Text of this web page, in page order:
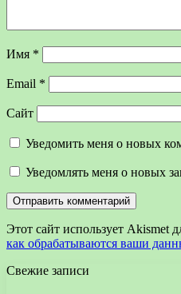
Имя *
Email *
Сайт
Уведомить меня о новых
Уведомлять меня о новых
Этот сайт использует Akismet
как обрабатываются ваши
Свежие записи